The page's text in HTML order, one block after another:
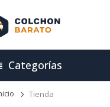
Categorías
Tienda